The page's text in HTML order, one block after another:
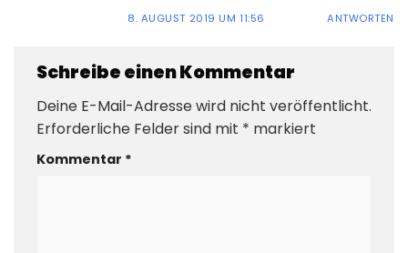
8. AUGUST 2019 UM 11:56 ANTWORTEN
Schreibe einen Kommentar
Deine E-Mail-Adresse wird nicht veröffentlicht.
Erforderliche Felder sind mit * markiert
Kommentar *